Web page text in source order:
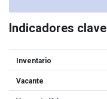
Indicadores clave
Inventario
Vacante